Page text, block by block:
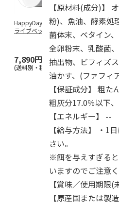
HappyDays 2wayド
ライブベッド グレ
7,890円
(送料別・税込)
獣医師開発 ニ
をとる砂専用
イレ ナチュラ
レー
1,550円
(送料別・税込)
【原材料(成分)】
粉)、魚油、酵素処
菌体末、ベタイン
全卵粉末、乳酸菌
抽出物、ビフィズ
油かす、(ファフィ
【保証成分】 粗
粗灰分17.0％以下
【エネルギー】 --
【給与方法】 ・1
さい。
※餌を与えすぎる
いますのでご注意く
【賞味／使用期限
【原産国または製